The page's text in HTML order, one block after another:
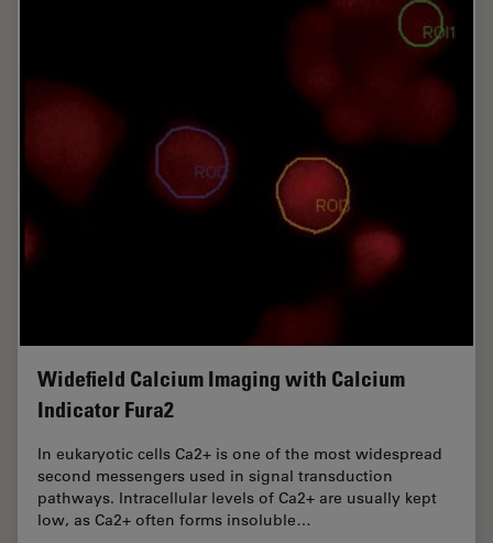
Widefield Calcium Imaging with Calcium
Indicator Fura2
In eukaryotic cells Ca2+ is one of the most widespread
second messengers used in signal transduction
pathways. Intracellular levels of Ca2+ are usually kept
low, as Ca2+ often forms insoluble…